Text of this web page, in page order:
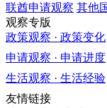
联酋申请观察 其他
观察专版
政策观察 · 政策变化
申请观察 · 申请进度
生活观察 · 生活经验
友情链接